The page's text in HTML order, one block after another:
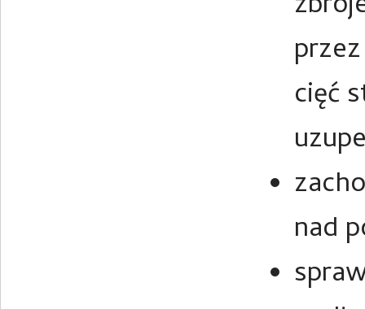
cięć
nad